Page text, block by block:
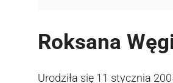
Roksana
Urodziła się 11 stycznia